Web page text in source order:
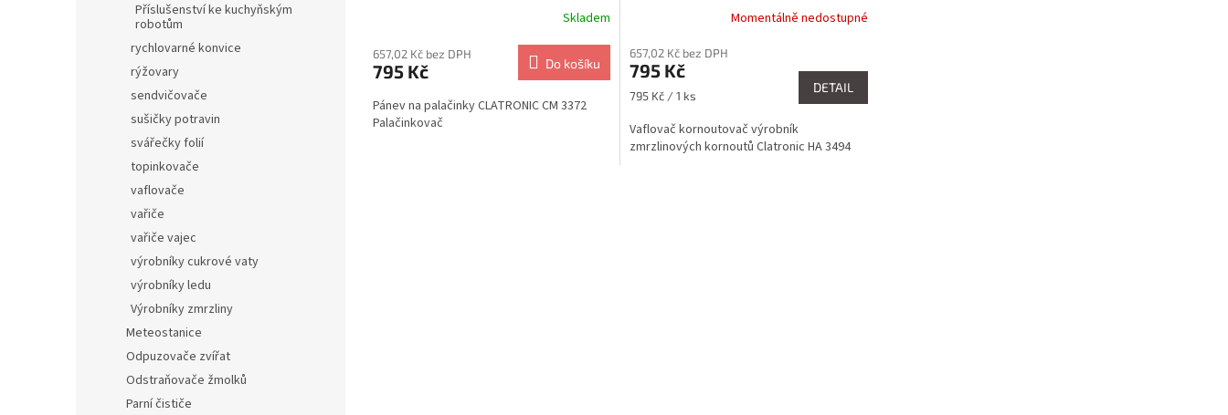
Příslušenství ke kuchyňským
robotům
rychlovarné konvice
rýžovary
sendvičovače
sušičky potravin
svářečky folií
topinkovače
vaflovače
vařiče
vařiče vajec
výrobníky cukrové vaty
výrobníky ledu
Výrobníky zmrzliny
Meteostanice
Odpuzovače zvířat
Odstraňovače žmolků
Parní čističe
Skladem
657,02 Kč bez DPH
795 Kč Do košíku
Pánev na palačinky CLATRONIC CM 3372
Palačinkovač
Momentálně nedostupné
657,02 Kč bez DPH
795 Kč
Měrná
795 Kč / 1 ks
DETAIL
Vaflovač kornoutovač výrobník
zmrzlinových kornoutů Clatronic HA 3494